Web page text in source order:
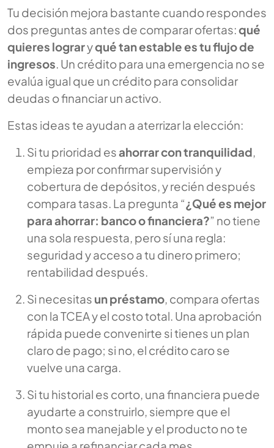
Tu decisión mejora bastante cuando respondes
dos preguntas antes de comparar ofertas:qué
quieres lograryqué tan estable es tu flujo de
ingresos . Un crédito para una emergencia no se
evalúa igual que un crédito para consolidar
deudas o financiar un activo.
Estas ideas te ayudan a aterrizar la elección:
Si tu prioridad esahorrar con tranquilidad
empieza por confirmar supervisión y
cobertura de depósitos, y recién después
compara tasas. La pregunta “¿Qué es mejor
para ahorrar: banco o financiera?” no tiene
una sola respuesta, pero sí una regla:
seguridad y acceso a tu dinero primero;
rentabilidad después.
Si necesitas un préstamo , compara ofertas
con la TCEA y el costo total. Una aprobación
rápida puede convenirte si tienes un plan
claro de pago; si no, el crédito caro se
vuelve una carga.
Si tu historial es corto, una financiera puede
ayudarte a construirlo, siempre que el
monto sea manejable y el producto no te